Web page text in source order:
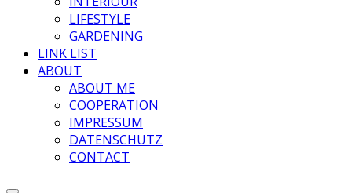
LIFESTYLE
GARDENING
LINK LIST
ABOUT
ABOUT ME
COOPERATION
IMPRESSUM
DATENSCHUTZ
CONTACT